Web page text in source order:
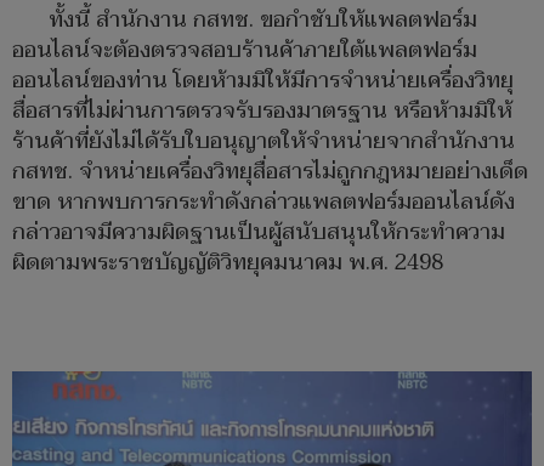
ทั้งนี้ สำนักงาน กสทช. ขอกำชับให้แพลตฟอร์ม
ออนไลน์จะต้องตรวจสอบร้านค้าภายใต้แพลตฟอร์ม
ออนไลน์ของท่าน โดยห้ามมิให้มีการจำหน่ายเครื่องวิทยุ
สื่อสารที่ไม่ผ่านการตรวจรับรองมาตรฐาน หรือห้ามมิให้
ร้านค้าที่ยังไม่ได้รับใบอนุญาตให้จำหน่ายจากสำนักงาน
กสทช. จำหน่ายเครื่องวิทยุสื่อสารไม่ถูกกฎหมายอย่างเด็ด
ขาด หากพบการกระทำดังกล่าวแพลตฟอร์มออนไลน์ดัง
กล่าวอาจมีความผิดฐานเป็นผู้สนับสนุนให้กระทำความ
ผิดตามพระราชบัญญัติวิทยุคมนาคม พ.ศ. 2498